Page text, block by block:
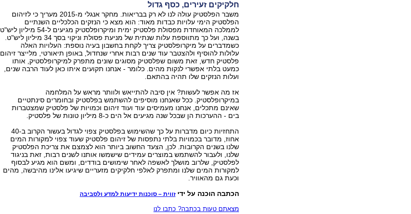
חלקיקים זעירים, כסף גדול
משבר הפלסטיק עולה לנו לא רק בבריאות. מחקר אנגלי מ-2015 מעריך כי לזיהום
הפלסטיק הימי עלויות כבדות מאוד: הוא מצא כי הנזקים הכלכליים השנתיים
לממלכה המאוחדת מפסולת פלסטיק ימית ומיקרופלסטיק מגיעים ל-54 מיליון ליש"ט
בשנה, ועל כך מתווספת עלות שנתית של מניעת פסולת וניקוי בסך 34 מיליון ליש"ט.
כשמדברים על מיקרופלסטיק צריך לקחת בחשבון בעיה נוספת: העלויות האלה
עלולות להוסיף ולהצטבר עוד שנים רבות אחרי שנחדול, באופן תיאורטי, מלייצר זיהום
פלסטיק חדש, זאת משום שפלסטיק מסוגים שונים מתפרק למיקרופלסטיק, אותו
כמעט בלתי אפשרי לנקות מהים. כלומר - אנחנו תקועים איתו כאן לעוד הרבה שנים,
ועלות הנזקים שלו תהיה בהתאם.
אז מה אפשר לעשות? אין סיבה להתייאש ולוותר מראש על המלחמה
במיקרופלסטיק. ככל שאנחנו מוסיפים להשתמש בפלסטיק ובחומרים סינתטיים
שאינם מתכלים, אנחנו מעמיסים עוד ועוד זיהום וכמויות של פלסטיק שמצטברות
בים - ההערכות הן שבכל שנה מגיעים אל הים כ-8 מיליון טונות של פלסטיק.
התחזיות כיום מדברות על כך שהשימוש בפלסטיק צפוי לגדול בעשור הקרוב ב-40
אחוז, מדובר בכמויות בלתי נתפסות של זיהום פלסטיק שעוד צפוי למקורות המים
שלנו בשנים הקרובות. לכן, הצעד החשוב ביותר הוא לצמצם את צריכת הפלסטיק
שלנו, ולעבור להשתמש במוצרים עמידים שישמשו אותנו לשנים רבות, זאת בניגוד
לפלסטיק, שלרוב מושלך לאשפה לאחר שימושים בודדים, ומשם הוא מגיע לבסוף
למקורות המים שלנו ומתפרק לאלפי חלקיקים מזעריים שיגיעו אלינו מהיבשה, מהים
וכעת גם מהאוויר.
הכתבה הוכנה על ידיזווית – סוכנות ידיעות למדע ולסביבה
מצאתם טעות בכתבה? כתבו לנו